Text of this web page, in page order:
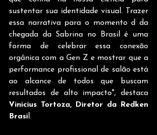
sustentar sua identidade visual. Trazer
essa narrativa para o momento d da
chegada da Sabrina no Brasil é uma
forma de celebrar essa conexão
orgânica com a Gen Z e mostrar que a
performance profissional de salão está
ao alcance de todos que buscam
Vinicius Tortoza, Diretor da Redken
Brasil.